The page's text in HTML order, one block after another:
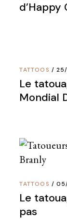
d’Happy
TATTOOS
Le
Mondial
TATTOOS
Le
pas